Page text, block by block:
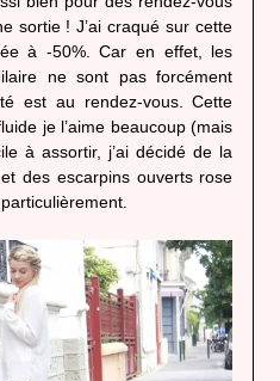
sortie ! J’ai craqué sur cette
à -50%. Car en effet, les
ne sont pas forcément
est au rendez-vous. Cette
je l’aime beaucoup (mais
à assortir, j’ai décidé de la
des escarpins ouverts rose